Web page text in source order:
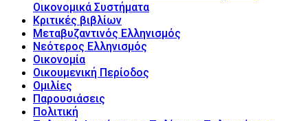
Οικονομικά Συστήματα
Κριτικές βιβλίων
Μεταβυζαντινός Ελληνισμός
Νεότερος Ελληνισμός
Οικονομία
Οικουμενική Περίοδος
Ομιλίες
Παρουσιάσεις
Πολιτική